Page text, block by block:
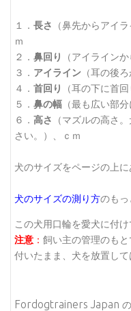
１． 長さ
（鼻先からアイ
ｍ
２． 鼻回り
（アイライン
３． アイライン （耳の後
４． 首回り
（耳の下に首
５． 鼻の幅 （最も広い部
６． 高さ
（マズルの高さ
さい。）、ｃｍ
犬のサイズをページの上
犬のサイズの測り方のもっ
この犬用口輪を愛犬に付
注意 ： 飼い主の管理のも
付いたまま、犬を放置して
Fordogtrainers Japan